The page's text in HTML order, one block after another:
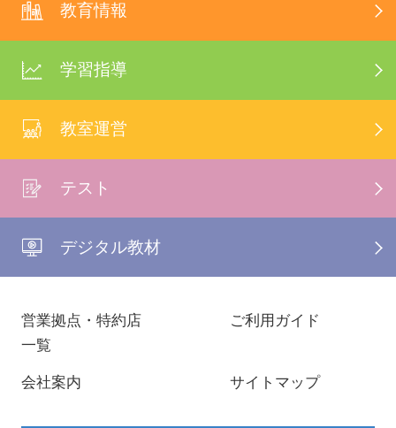
教育情報
学習指導
教室運営
テスト
デジタル教材
営業拠点・特約店
一覧
ご利用ガイド
会社案内 サイトマップ